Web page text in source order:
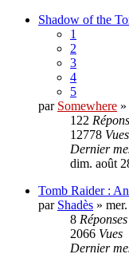
Shadow of the
1
2
3
4
5
par Somewhere
122
12778 Vues
Dernier
dim. août
Tomb Raider :
par Shadès »
8 Réponses
2066 Vues
Dernier